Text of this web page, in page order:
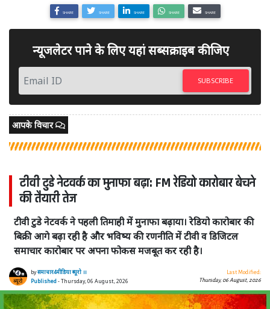
SHARE SHARE SHARE SHARE SHARE
न्यूजलेटर पाने के लिए यहां सब्सक्राइब कीजिए
SUBSCRIBE
आपके विचार
टीवी टुडे नेटवर्क का मुनाफा बढ़ा: FM रेडियो कारोबार बेचने
की तैयारी तेज
टीवी टुडे नेटवर्क ने पहली तिमाही में मुनाफा बढ़ाया। रेडियो कारोबार की
बिक्री आगे बढ़ा रही है और भविष्य की रणनीति में टीवी व डिजिटल
समाचार कारोबार पर अपना फोकस मजबूत कर रही है।
byसमाचार4मीडिया ब्यूरो ।।
Published- Thursday, 06 August, 2026
Last Modified:
Thursday, 06 August, 2026